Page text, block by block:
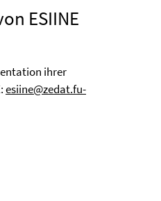
ESIINE
ihrer
esiine@zedat.fu-